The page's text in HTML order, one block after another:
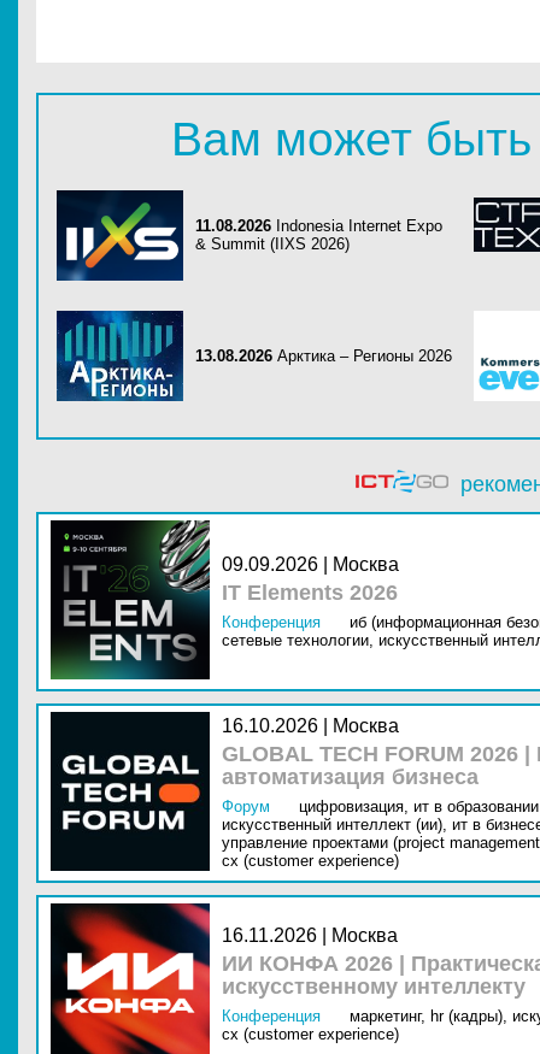
Вам может быть
11.08.2026 Indonesia Internet Expo
& Summit (IIXS 2026)
13.08.2026 Арктика – Регионы 2026
09.09.2026 | Москва
IT Elements 2026
Конференция
иб (информационная
сетевые технологии, искусственный
16.10.2026 | Москва
GLOBAL TECH FORUM
автоматизация бизнеса
Форум цифровизация, ит в
искусственный интеллект (ии), ит в
управление проектами (project
cx (customer experience)
16.11.2026 | Москва
ИИ КОНФА 2026 |
искусственному интеллекту
Конференция маркетинг, hr (кадры),
cx (customer experience)